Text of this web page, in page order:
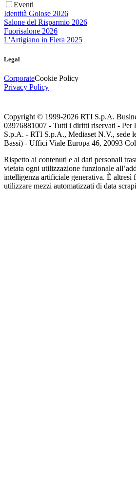
Eventi
Identità Golose 2026
Salone del Risparmio 2026
Fuorisalone 2026
L'Artigiano in Fiera 2025
Legal
CorporateCookie Policy
Privacy Policy
Copyright © 1999-2026 RTI S.p.A.
03976881007 - Tutti i diritti riservati - Per
S.p.A. - RTI S.p.A., Mediaset N.V., sede
Bassi) - Uffici Viale Europa 46, 20093
Rispetto ai contenuti e ai dati personali
vietata ogni utilizzazione funzionale
intelligenza artificiale generativa. È altresì
utilizzare mezzi automatizzati di data